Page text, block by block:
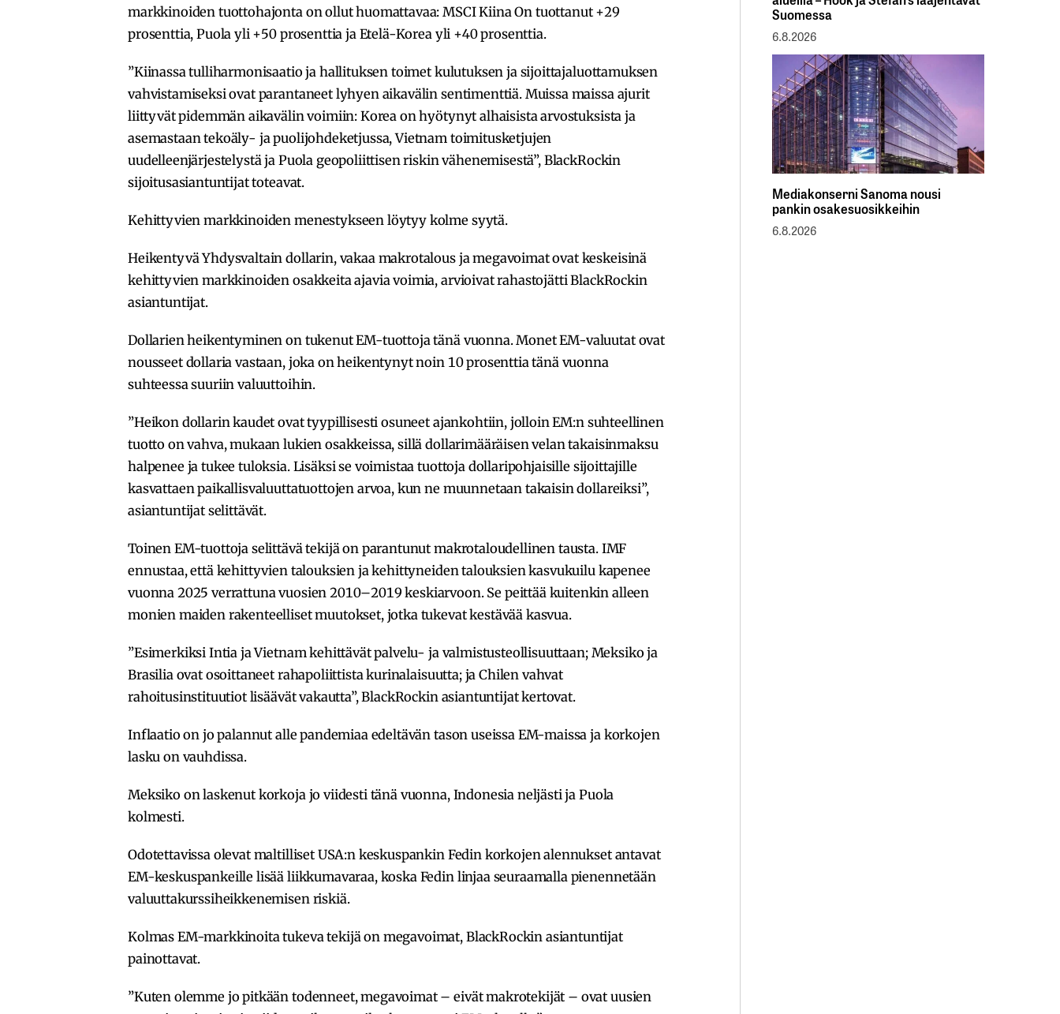
markkinoiden tuottohajonta on ollut huomattavaa: MSCI Kiina On tuottanut +29
prosenttia, Puola yli +50 prosenttia ja Etelä-Korea yli +40 prosenttia.
”Kiinassa tulliharmonisaatio ja hallituksen toimet kulutuksen ja sijoittajaluottamuksen
vahvistamiseksi ovat parantaneet lyhyen aikavälin sentimenttiä. Muissa maissa ajurit
liittyvät pidemmän aikavälin voimiin: Korea on hyötynyt alhaisista arvostuksista ja
asemastaan tekoäly- ja puolijohdeketjussa, Vietnam toimitusketjujen
uudelleenjärjestelystä ja Puola geopoliittisen riskin vähenemisestä”, BlackRockin
sijoitusasiantuntijat toteavat.
Kehittyvien markkinoiden menestykseen löytyy kolme syytä.
Heikentyvä Yhdysvaltain dollarin, vakaa makrotalous ja megavoimat ovat keskeisinä
kehittyvien markkinoiden osakkeita ajavia voimia, arvioivat rahastojätti BlackRockin
asiantuntijat.
Dollarien heikentyminen on tukenut EM-tuottoja tänä vuonna. Monet EM-valuutat ovat
nousseet dollaria vastaan, joka on heikentynyt noin 10 prosenttia tänä vuonna
suhteessa suuriin valuuttoihin.
”Heikon dollarin kaudet ovat tyypillisesti osuneet ajankohtiin, jolloin EM:n suhteellinen
tuotto on vahva, mukaan lukien osakkeissa, sillä dollarimääräisen velan takaisinmaksu
halpenee ja tukee tuloksia. Lisäksi se voimistaa tuottoja dollaripohjaisille sijoittajille
kasvattaen paikallisvaluuttatuottojen arvoa, kun ne muunnetaan takaisin dollareiksi”,
asiantuntijat selittävät.
Toinen EM-tuottoja selittävä tekijä on parantunut makrotaloudellinen tausta. IMF
ennustaa, että kehittyvien talouksien ja kehittyneiden talouksien kasvukuilu kapenee
vuonna 2025 verrattuna vuosien 2010–2019 keskiarvoon. Se peittää kuitenkin alleen
monien maiden rakenteelliset muutokset, jotka tukevat kestävää kasvua.
”Esimerkiksi Intia ja Vietnam kehittävät palvelu- ja valmistusteollisuuttaan; Meksiko ja
Brasilia ovat osoittaneet rahapoliittista kurinalaisuutta; ja Chilen vahvat
rahoitusinstituutiot lisäävät vakautta”, BlackRockin asiantuntijat kertovat.
Inflaatio on jo palannut alle pandemiaa edeltävän tason useissa EM-maissa ja korkojen
lasku on vauhdissa.
Meksiko on laskenut korkoja jo viidesti tänä vuonna, Indonesia neljästi ja Puola
kolmesti.
Odotettavissa olevat maltilliset USA:n keskuspankin Fedin korkojen alennukset antavat
EM-keskuspankeille lisää liikkumavaraa, koska Fedin linjaa seuraamalla pienennetään
valuuttakurssiheikkenemisen riskiä.
Kolmas EM-markkinoita tukeva tekijä on megavoimat, BlackRockin asiantuntijat
painottavat.
”Kuten olemme jo pitkään todenneet, megavoimat – eivät makrotekijät – ovat uusien
Suomessa
6.8.2026
Mediakonserni Sanoma nousi
pankin osakesuosikkeihin
6.8.2026